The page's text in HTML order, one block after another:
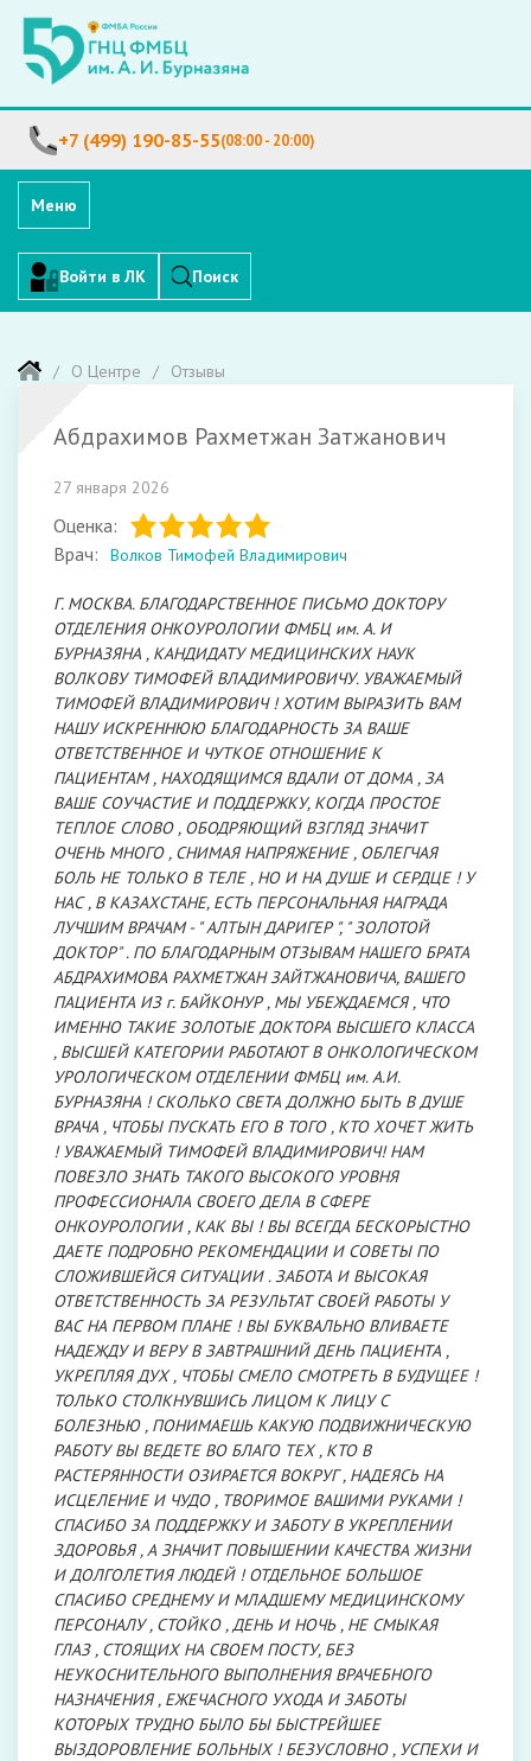
+7 (499) 190-85-55(08:00 - 20:00)
Меню
Войти в ЛК Поиск
О Центре Отзывы
Абдрахимов Рахметжан Затжанович
27 января 2026
Оценка:
Врач:
Волков Тимофей Владимирович
Г. МОСКВА. БЛАГОДАРСТВЕННОЕ ПИСЬМО ДОКТОРУ
ОТДЕЛЕНИЯ ОНКОУРОЛОГИИ ФМБЦ им. А. И
БУРНАЗЯНА , КАНДИДАТУ МЕДИЦИНСКИХ НАУК
ВОЛКОВУ ТИМОФЕЙ ВЛАДИМИРОВИЧУ. УВАЖАЕМЫЙ
ТИМОФЕЙ ВЛАДИМИРОВИЧ ! ХОТИМ ВЫРАЗИТЬ ВАМ
НАШУ ИСКРЕННЮЮ БЛАГОДАРНОСТЬ ЗА ВАШЕ
ОТВЕТСТВЕННОЕ И ЧУТКОЕ ОТНОШЕНИЕ К
ПАЦИЕНТАМ , НАХОДЯЩИМСЯ ВДАЛИ ОТ ДОМА , ЗА
ВАШЕ СОУЧАСТИЕ И ПОДДЕРЖКУ, КОГДА ПРОСТОЕ
ТЕПЛОЕ СЛОВО , ОБОДРЯЮЩИЙ ВЗГЛЯД ЗНАЧИТ
ОЧЕНЬ МНОГО , СНИМАЯ НАПРЯЖЕНИЕ , ОБЛЕГЧАЯ
БОЛЬ НЕ ТОЛЬКО В ТЕЛЕ , НО И НА ДУШЕ И СЕРДЦЕ ! У
НАС , В КАЗАХСТАНЕ, ЕСТЬ ПЕРСОНАЛЬНАЯ НАГРАДА
ЛУЧШИМ ВРАЧАМ - " АЛТЫН ДАРИГЕР ", " ЗОЛОТОЙ
ДОКТОР" . ПО БЛАГОДАРНЫМ ОТЗЫВАМ НАШЕГО БРАТА
АБДРАХИМОВА РАХМЕТЖАН ЗАЙТЖАНОВИЧА, ВАШЕГО
ПАЦИЕНТА ИЗ г. БАЙКОНУР , МЫ УБЕЖДАЕМСЯ , ЧТО
ИМЕННО ТАКИЕ ЗОЛОТЫЕ ДОКТОРА ВЫСШЕГО КЛАССА
, ВЫСШЕЙ КАТЕГОРИИ РАБОТАЮТ В ОНКОЛОГИЧЕСКОМ
УРОЛОГИЧЕСКОМ ОТДЕЛЕНИИ ФМБЦ им. А.И.
БУРНАЗЯНА ! СКОЛЬКО СВЕТА ДОЛЖНО БЫТЬ В ДУШЕ
ВРАЧА , ЧТОБЫ ПУСКАТЬ ЕГО В ТОГО , КТО ХОЧЕТ ЖИТЬ
! УВАЖАЕМЫЙ ТИМОФЕЙ ВЛАДИМИРОВИЧ! НАМ
ПОВЕЗЛО ЗНАТЬ ТАКОГО ВЫСОКОГО УРОВНЯ
ПРОФЕССИОНАЛА СВОЕГО ДЕЛА В СФЕРЕ
ОНКОУРОЛОГИИ , КАК ВЫ ! ВЫ ВСЕГДА БЕСКОРЫСТНО
ДАЕТЕ ПОДРОБНО РЕКОМЕНДАЦИИ И СОВЕТЫ ПО
СЛОЖИВШЕЙСЯ СИТУАЦИИ . ЗАБОТА И ВЫСОКАЯ
ОТВЕТСТВЕННОСТЬ ЗА РЕЗУЛЬТАТ СВОЕЙ РАБОТЫ У
ВАС НА ПЕРВОМ ПЛАНЕ ! ВЫ БУКВАЛЬНО ВЛИВАЕТЕ
НАДЕЖДУ И ВЕРУ В ЗАВТРАШНИЙ ДЕНЬ ПАЦИЕНТА ,
УКРЕПЛЯЯ ДУХ , ЧТОБЫ СМЕЛО СМОТРЕТЬ В БУДУЩЕЕ !
ТОЛЬКО СТОЛКНУВШИСЬ ЛИЦОМ К ЛИЦУ С
БОЛЕЗНЬЮ , ПОНИМАЕШЬ КАКУЮ ПОДВИЖНИЧЕСКУЮ
РАБОТУ ВЫ ВЕДЕТЕ ВО БЛАГО ТЕХ , КТО В
РАСТЕРЯННОСТИ ОЗИРАЕТСЯ ВОКРУГ , НАДЕЯСЬ НА
ИСЦЕЛЕНИЕ И ЧУДО , ТВОРИМОЕ ВАШИМИ РУКАМИ !
СПАСИБО ЗА ПОДДЕРЖКУ И ЗАБОТУ В УКРЕПЛЕНИИ
ЗДОРОВЬЯ , А ЗНАЧИТ ПОВЫШЕНИИ КАЧЕСТВА ЖИЗНИ
И ДОЛГОЛЕТИЯ ЛЮДЕЙ ! ОТДЕЛЬНОЕ БОЛЬШОЕ
СПАСИБО СРЕДНЕМУ И МЛАДШЕМУ МЕДИЦИНСКОМУ
ПЕРСОНАЛУ , СТОЙКО , ДЕНЬ И НОЧЬ , НЕ СМЫКАЯ
ГЛАЗ , СТОЯЩИХ НА СВОЕМ ПОСТУ, БЕЗ
НЕУКОСНИТЕЛЬНОГО ВЫПОЛНЕНИЯ ВРАЧЕБНОГО
НАЗНАЧЕНИЯ , ЕЖЕЧАСНОГО УХОДА И ЗАБОТЫ
КОТОРЫХ ТРУДНО БЫЛО БЫ БЫСТРЕЙШЕЕ
ВЫЗДОРОВЛЕНИЕ БОЛЬНЫХ ! БЕЗУСЛОВНО , УСПЕХИ И